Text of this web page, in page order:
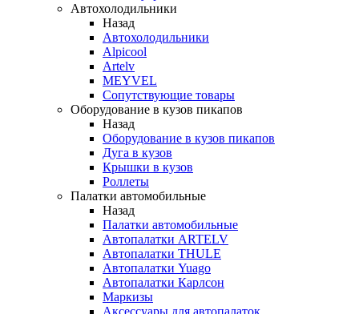
Автохолодильники
Назад
Автохолодильники
Alpicool
Artelv
MEYVEL
Сопутствующие товары
Оборудование в кузов пикапов
Назад
Оборудование в кузов пикапов
Дуга в кузов
Крышки в кузов
Роллеты
Палатки автомобильные
Назад
Палатки автомобильные
Автопалатки ARTELV
Автопалатки THULE
Автопалатки Yuago
Автопалатки Карлсон
Маркизы
Аксессуары для автопалаток